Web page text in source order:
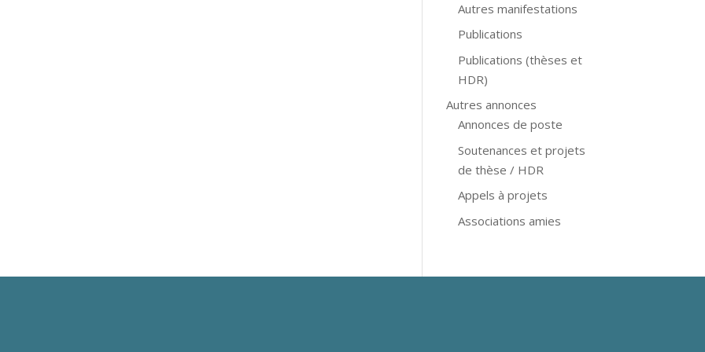
Autres manifestations
Publications
Publications (thèses et
HDR)
Autres annonces
Annonces de poste
Soutenances et projets
de thèse / HDR
Appels à projets
Associations amies